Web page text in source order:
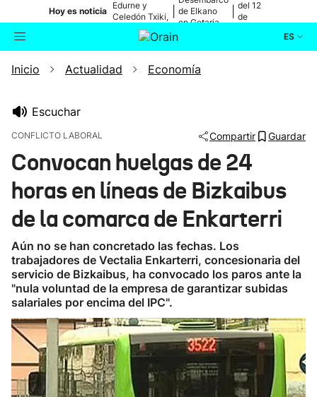
Hoy es noticia
Edurne y
Celedón Txiki,
en directo
de Elkano
en Getaria
del 12
de
ES
Buscador Actualidad
Ikusmiran
Eguraldia
Inicio Actualidad Economía
Escuchar
CONFLICTO LABORAL Compartir Guardar
Convocan huelgas de 24
horas en líneas de Bizkaibus
de la comarca de Enkarterri
Aún no se han concretado las fechas. Los
trabajadores de Vectalia Enkarterri, concesionaria del
servicio de Bizkaibus, ha convocado los paros ante la
"nula voluntad de la empresa de garantizar subidas
salariales por encima del IPC".